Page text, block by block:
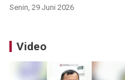
Senin, 29 Juni 2026
Video